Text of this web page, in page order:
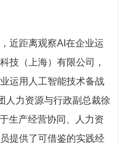
距离观察AI在企业运
技（上海）有限公司，
运用人工智能技术备战
人力资源与行政副总裁徐
生产经营协同、人力资
提供了可借鉴的实践经